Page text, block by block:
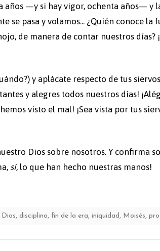
años —y si hay vigor, ochenta años— y
se pasa y volamos... ¿Quién conoce
de manera de contar nuestros días?
y aplácate respecto de tus
y alegres todos nuestros días!
visto el mal! ¡Sea vista por tus
Dios sobre nosotros. Y confirma
sí, lo que han hecho nuestras manos!
Dios, disciplina, fin de la era, iniquidad , Moisés,